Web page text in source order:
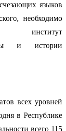
языков
необходимо
институт
и истории
всех уровней
в Республике
всего 115